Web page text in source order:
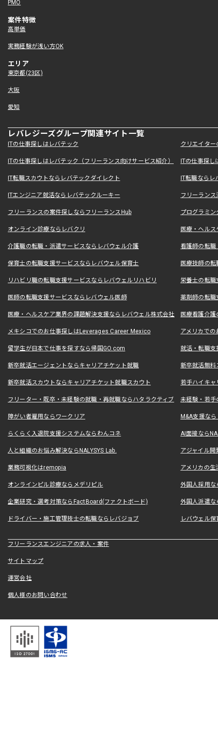
PMO
案件特徴
高単価
実務経験が浅い方OK
エリア
東京都(23区)
大阪
愛知
レバレジーズグループ関連サイト一覧
ITの仕事探しはレバテック クリエイタ
ITの仕事探しはレバテック（フリーランス向けサービス紹介） ITの仕事探
IT転職スカウトならレバテックダイレクト IT転職なら
ITエンジニア就活ならレバテックルーキー フリーラン
フリーランスの案件探しならフリーランスHub プログラミ
オンライン診療ならレバクリ 医療・ヘル
介護職の転職・派遣サービスならレバウェル介護 看護師の転
保育士の転職支援サービスならレバウェル保育士 医療技師の
リハビリ職の転職支援サービスならレバウェルリハビリ 栄養士の転
医師の転職支援サービスならレバウェル医師 薬剤師の転
医療・ヘルスケア業界の課題解決支援ならレバウェル株式会社 医療看護介
メキシコでのお仕事探しはLeverages Career Mexico アメリカで
留学生が日本で仕事を探すなら帰国GO.com 就活・転職
新卒就活エージェントならキャリアチケット就職 新卒就活無料
新卒就活スカウトならキャリアチケット就職スカウト 若手ハイキ
フリーター・既卒・未経験の就職・再就職ならハタラクティブ 未経験・若手
障がい者雇用ならワークリア M&A支援な
らくらく入退院支援システムならわんコネ AI面接なら
人と組織のお悩み解決ならNALYSYS Lab. アジャイル
業務可視化はremopia アメリカの
オンラインピル診療ならメデリピル 外国人採用
企業研究・選考対策ならFactBoard(ファクトボード) 外国人派遣な
ドライバー・施工管理技士の転職ならレバジョブ レバウェル
フリーランスエンジニアの求人・案件
サイトマップ
運営会社
個人様のお問い合わせ